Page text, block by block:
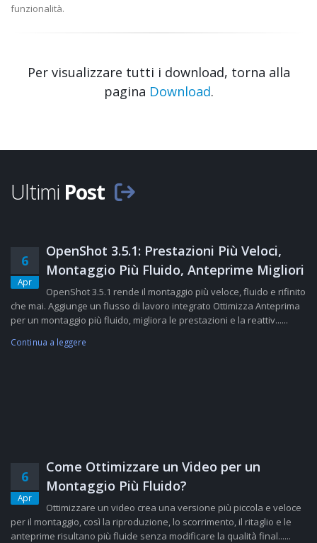
funzionalità.
Per visualizzare tutti i download, torna alla
pagina Download.
Ultimi Post
6
Apr
OpenShot 3.5.1: Prestazioni Più Veloci,
Montaggio Più Fluido, Anteprime Migliori
OpenShot 3.5.1 rende il montaggio più veloce, fluido e rifinito
che mai. Aggiunge un flusso di lavoro integrato Ottimizza Anteprima
per un montaggio più fluido, migliora le prestazioni e la reattiv......
Continua a leggere
6
Apr
Come Ottimizzare un Video per un
Montaggio Più Fluido?
Ottimizzare un video crea una versione più piccola e veloce
per il montaggio, così la riproduzione, lo scorrimento, il ritaglio e le
anteprime risultano più fluide senza modificare la qualità final......